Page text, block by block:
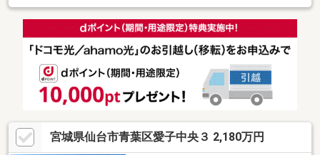
はありません・お好きなハウスメーカー・工務店などで建築可
能・周辺には既に建物があり、近隣状況等を考慮した設計が可
能・上水道・下水道・都市ガスの宅内引込有▼周辺環境・仙台市
立上杉山通小学校 徒歩4分(約300m)・仙台市役所 徒歩4分(約
物件の詳細・ご相談はお気軽にお問い合わせください。
宮城県仙台市青葉区愛子中央３ 2,180万円